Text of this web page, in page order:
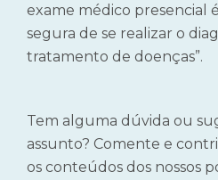
exame médico presencial
segura de se realizar o
tratamento de doenças”.
Tem alguma dúvida ou
assunto? Comente e
os conteúdos dos nossos